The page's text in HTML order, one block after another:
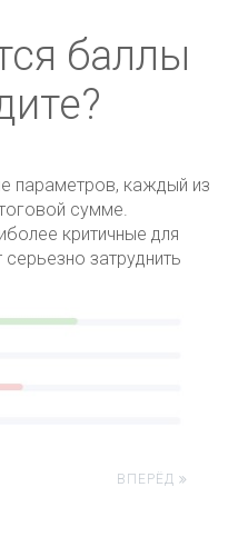
баллы
параметров, каждый из
сумме.
критичные для
затруднить
ВПЕРЁД